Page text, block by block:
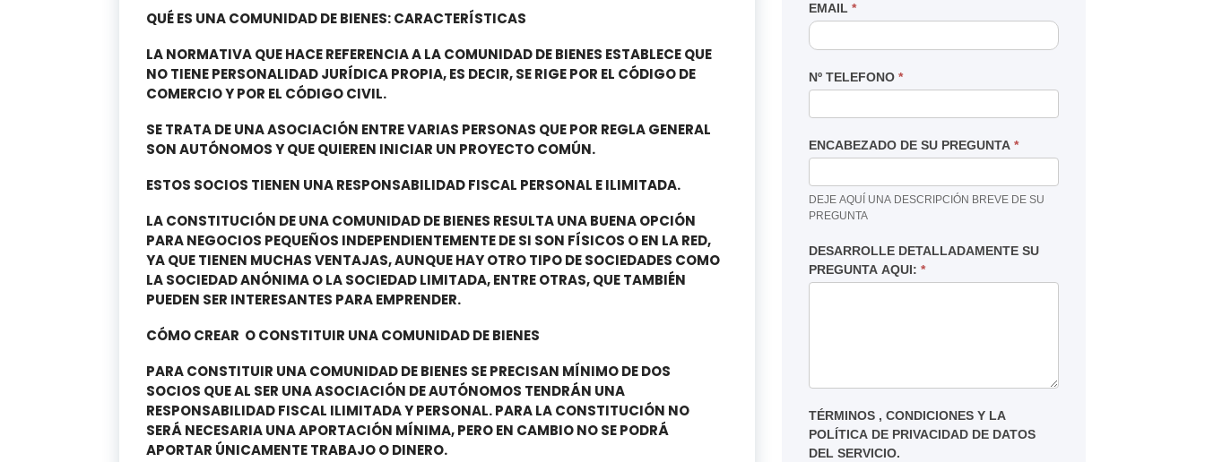
QUÉ ES UNA COMUNIDAD DE BIENES: CARACTERÍSTICAS
LA NORMATIVA QUE HACE REFERENCIA A LA COMUNIDAD DE BIENES ESTABLECE QUE
NO TIENE PERSONALIDAD JURÍDICA PROPIA, ES DECIR, SE RIGE POR EL CÓDIGO DE
COMERCIO Y POR EL CÓDIGO CIVIL.
SE TRATA DE UNA ASOCIACIÓN ENTRE VARIAS PERSONAS QUE POR REGLA GENERAL
SON AUTÓNOMOS Y QUE QUIEREN INICIAR UN PROYECTO COMÚN.
ESTOS SOCIOS TIENEN UNA RESPONSABILIDAD FISCAL PERSONAL E ILIMITADA.
LA CONSTITUCIÓN DE UNA COMUNIDAD DE BIENES RESULTA UNA BUENA OPCIÓN
PARA NEGOCIOS PEQUEÑOS INDEPENDIENTEMENTE DE SI SON FÍSICOS O EN LA RED,
YA QUE TIENEN MUCHAS VENTAJAS, AUNQUE HAY OTRO TIPO DE SOCIEDADES COMO
LA SOCIEDAD ANÓNIMA O LA SOCIEDAD LIMITADA, ENTRE OTRAS, QUE TAMBIÉN
PUEDEN SER INTERESANTES PARA EMPRENDER.
CÓMO CREAR O CONSTITUIR UNA COMUNIDAD DE BIENES
PARA CONSTITUIR UNA COMUNIDAD DE BIENES SE PRECISAN MÍNIMO DE DOS
SOCIOS QUE AL SER UNA ASOCIACIÓN DE AUTÓNOMOS TENDRÁN UNA
RESPONSABILIDAD FISCAL ILIMITADA Y PERSONAL. PARA LA CONSTITUCIÓN NO
SERÁ NECESARIA UNA APORTACIÓN MÍNIMA, PERO EN CAMBIO NO SE PODRÁ
APORTAR ÚNICAMENTE TRABAJO O DINERO.
EMAIL *
Nº TELEFONO *
ENCABEZADO DE SU PREGUNTA *
DEJE AQUÍ UNA DESCRIPCIÓN BREVE DE SU
PREGUNTA
DESARROLLE DETALLADAMENTE SU
PREGUNTA AQUI: *
TÉRMINOS , CONDICIONES Y LA
POLÍTICA DE PRIVACIDAD DE DATOS
DEL SERVICIO.